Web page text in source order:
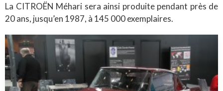
La CITROËN Méhari sera ainsi produite pendant près de
20 ans, jusqu’en 1987, à 145 000 exemplaires.